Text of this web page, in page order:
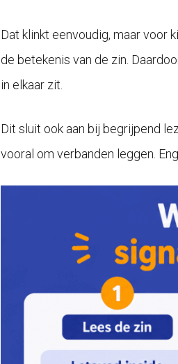
Dat klinkt eenvoudig, maar voor
de betekenis van de zin.
in elkaar zit.
Dit sluit ook aan bij begrijpend
vooral om verbanden leggen.